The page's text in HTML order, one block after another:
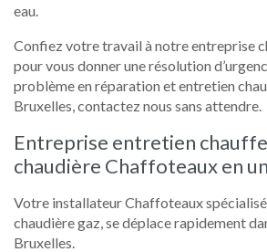
eau.
Confiez votre travail à notre entreprise
pour vous donner une résolution
problème en réparation et entretien
Bruxelles, contactez nous sans attendre.
Entreprise entretien
chaudière Chaffoteaux en
Votre installateur Chaffoteaux spécialisé
chaudière gaz, se déplace rapidement
Bruxelles.